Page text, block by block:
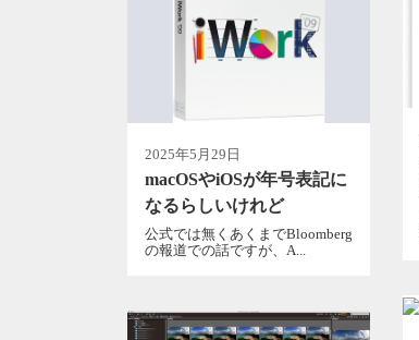
2025年5月29日
macOSやiOSが年号表記に
なるらしいけれど
公式では無くあくまでBloomberg
の報道での話ですが、A...